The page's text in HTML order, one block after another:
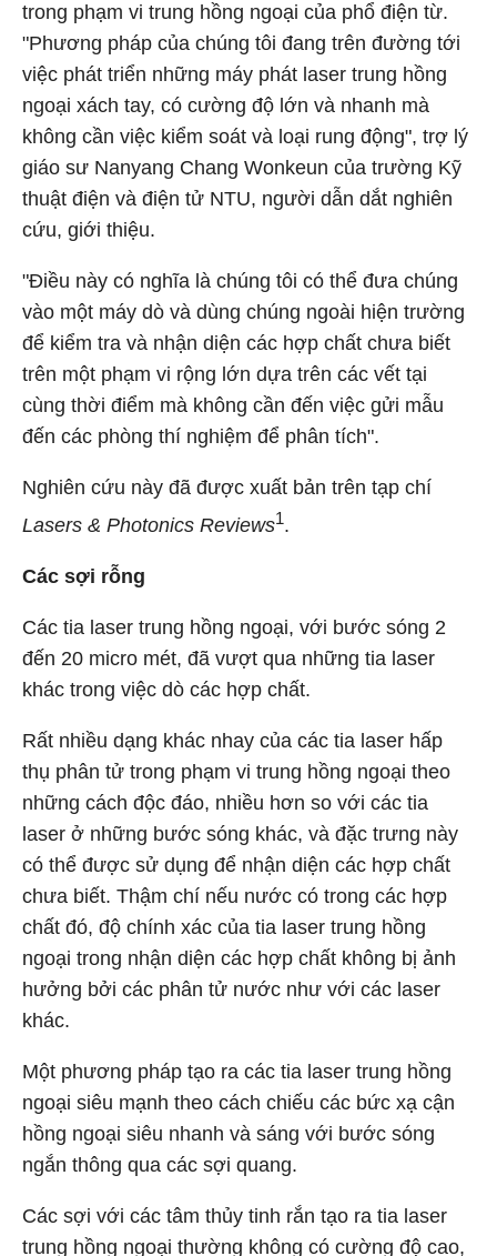
trong phạm vi trung hồng ngoại của phổ điện từ.
"Phương pháp của chúng tôi đang trên đường tới
việc phát triển những máy phát laser trung hồng
ngoại xách tay, có cường độ lớn và nhanh mà
không cần việc kiểm soát và loại rung động", trợ lý
giáo sư Nanyang Chang Wonkeun của trường Kỹ
thuật điện và điện tử NTU, người dẫn dắt nghiên
cứu, giới thiệu.
"Điều này có nghĩa là chúng tôi có thể đưa chúng
vào một máy dò và dùng chúng ngoài hiện trường
để kiểm tra và nhận diện các hợp chất chưa biết
trên một phạm vi rộng lớn dựa trên các vết tại
cùng thời điểm mà không cần đến việc gửi mẫu
đến các phòng thí nghiệm để phân tích".
Nghiên cứu này đã được xuất bản trên tạp chí
Lasers & Photonics Reviews1.
Các sợi rỗng
Các tia laser trung hồng ngoại, với bước sóng 2
đến 20 micro mét, đã vượt qua những tia laser
khác trong việc dò các hợp chất.
Rất nhiều dạng khác nhay của các tia laser hấp
thụ phân tử trong phạm vi trung hồng ngoại theo
những cách độc đáo, nhiều hơn so với các tia
laser ở những bước sóng khác, và đặc trưng này
có thể được sử dụng để nhận diện các hợp chất
chưa biết. Thậm chí nếu nước có trong các hợp
chất đó, độ chính xác của tia laser trung hồng
ngoại trong nhận diện các hợp chất không bị ảnh
hưởng bởi các phân tử nước như với các laser
khác.
Một phương pháp tạo ra các tia laser trung hồng
ngoại siêu mạnh theo cách chiếu các bức xạ cận
hồng ngoại siêu nhanh và sáng với bước sóng
ngắn thông qua các sợi quang.
Các sợi với các tâm thủy tinh rắn tạo ra tia laser
trung hồng ngoại thường không có cường độ cao,